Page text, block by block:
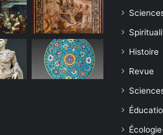
Histoire
Revue